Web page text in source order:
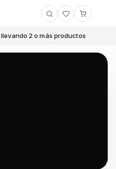
llevando 2 o más productos